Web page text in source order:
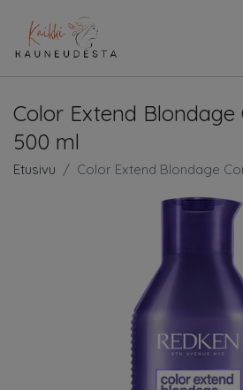
Color Extend Blondage
500 ml
Etusivu Color Extend Blondage